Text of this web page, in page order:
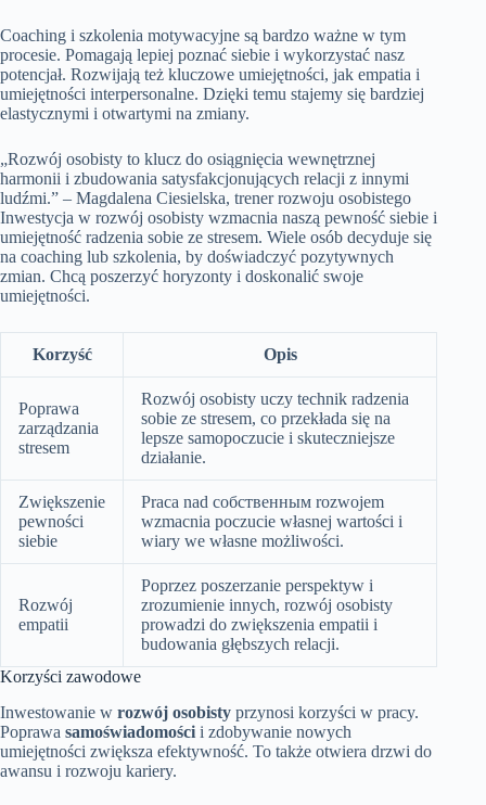
Coaching i szkolenia motywacyjne są bardzo ważne w tym
procesie. Pomagają lepiej poznać siebie i wykorzystać nasz
potencjał. Rozwijają też kluczowe umiejętności, jak empatia i
umiejętności interpersonalne. Dzięki temu stajemy się bardziej
elastycznymi i otwartymi na zmiany.
„Rozwój osobisty to klucz do osiągnięcia wewnętrznej
harmonii i zbudowania satysfakcjonujących relacji z innymi
ludźmi.” – Magdalena Ciesielska, trener rozwoju osobistego
Inwestycja w rozwój osobisty wzmacnia naszą pewność siebie i
umiejętność radzenia sobie ze stresem. Wiele osób decyduje się
na coaching lub szkolenia, by doświadczyć pozytywnych
zmian. Chcą poszerzyć horyzonty i doskonalić swoje
umiejętności.
Korzyść Opis
Poprawa
zarządzania
stresem
Rozwój osobisty uczy technik radzenia
sobie ze stresem, co przekłada się na
lepsze samopoczucie i skuteczniejsze
działanie.
Zwiększenie
pewności
siebie
Praca nad собственным rozwojem
wzmacnia poczucie własnej wartości i
wiary we własne możliwości.
Rozwój
empatii
Poprzez poszerzanie perspektyw i
zrozumienie innych, rozwój osobisty
prowadzi do zwiększenia empatii i
budowania głębszych relacji.
Korzyści zawodowe
Inwestowanie w rozwój osobisty przynosi korzyści w pracy.
Poprawa samoświadomości i zdobywanie nowych
umiejętności zwiększa efektywność. To także otwiera drzwi do
awansu i rozwoju kariery.